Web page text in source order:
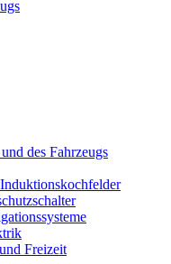
des Fahrzeugs
Freizeit